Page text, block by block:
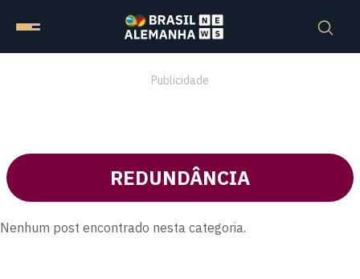
Publicidade
REDUNDÂNCIA
Nenhum post encontrado nesta categoria.